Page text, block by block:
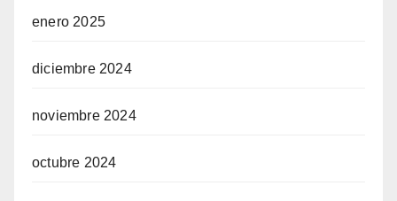
enero 2025
diciembre 2024
noviembre 2024
octubre 2024